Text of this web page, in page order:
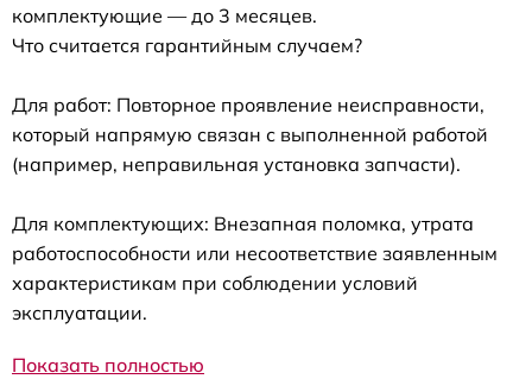
комплектующие — до 3 месяцев.
Что считается гарантийным случаем?
Для работ: Повторное проявление неисправности,
который напрямую связан с выполненной работой
(например, неправильная установка запчасти).
Для комплектующих: Внезапная поломка, утрата
работоспособности или несоответствие заявленным
характеристикам при соблюдении условий
эксплуатации.
Показать полностью